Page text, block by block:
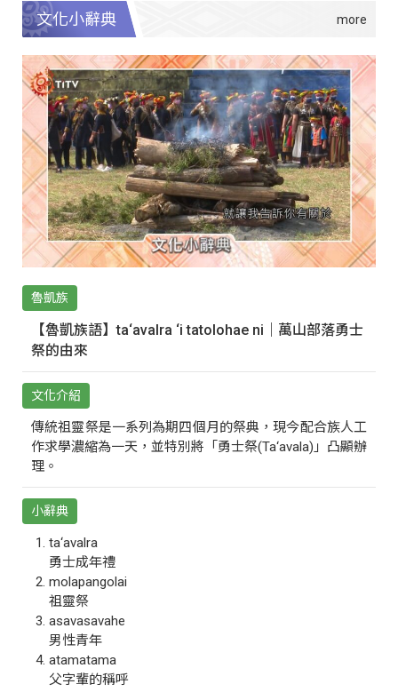
文化小辭典
魯凱族
【魯凱族語】ta‘avalra ‘i tatolohae ni｜萬山部落勇士
祭的由來
文化介紹
傳統祖靈祭是一系列為期四個月的祭典，現今配合族人工
作求學濃縮為一天，並特別將「勇士祭(Ta‘avala)」凸顯辦
理。
小辭典
ta‘avalra
勇士成年禮
molapangolai
祖靈祭
asavasavahe
男性青年
atamatama
父字輩的稱呼